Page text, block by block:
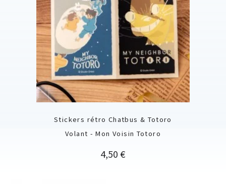
Stickers rétro Chatbus & Totoro
Volant - Mon Voisin Totoro
Prix
4,50 €